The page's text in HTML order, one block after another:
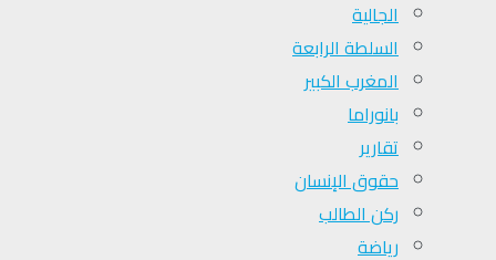
الجالية
السلطة الرابعة
المغرب الكبير
بانوراما
تقارير
حقوق الإنسان
ركن الطالب
رياضة